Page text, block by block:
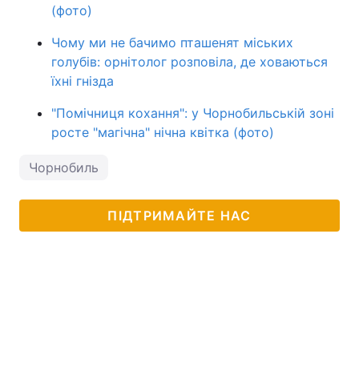
(фото)
Чому ми не бачимо пташенят міських
голубів: орнітолог розповіла, де ховаються
їхні гнізда
"Помічниця кохання": у Чорнобильській зоні
росте "магічна" нічна квітка (фото)
Чорнобиль
ПІДТРИМАЙТЕ НАС